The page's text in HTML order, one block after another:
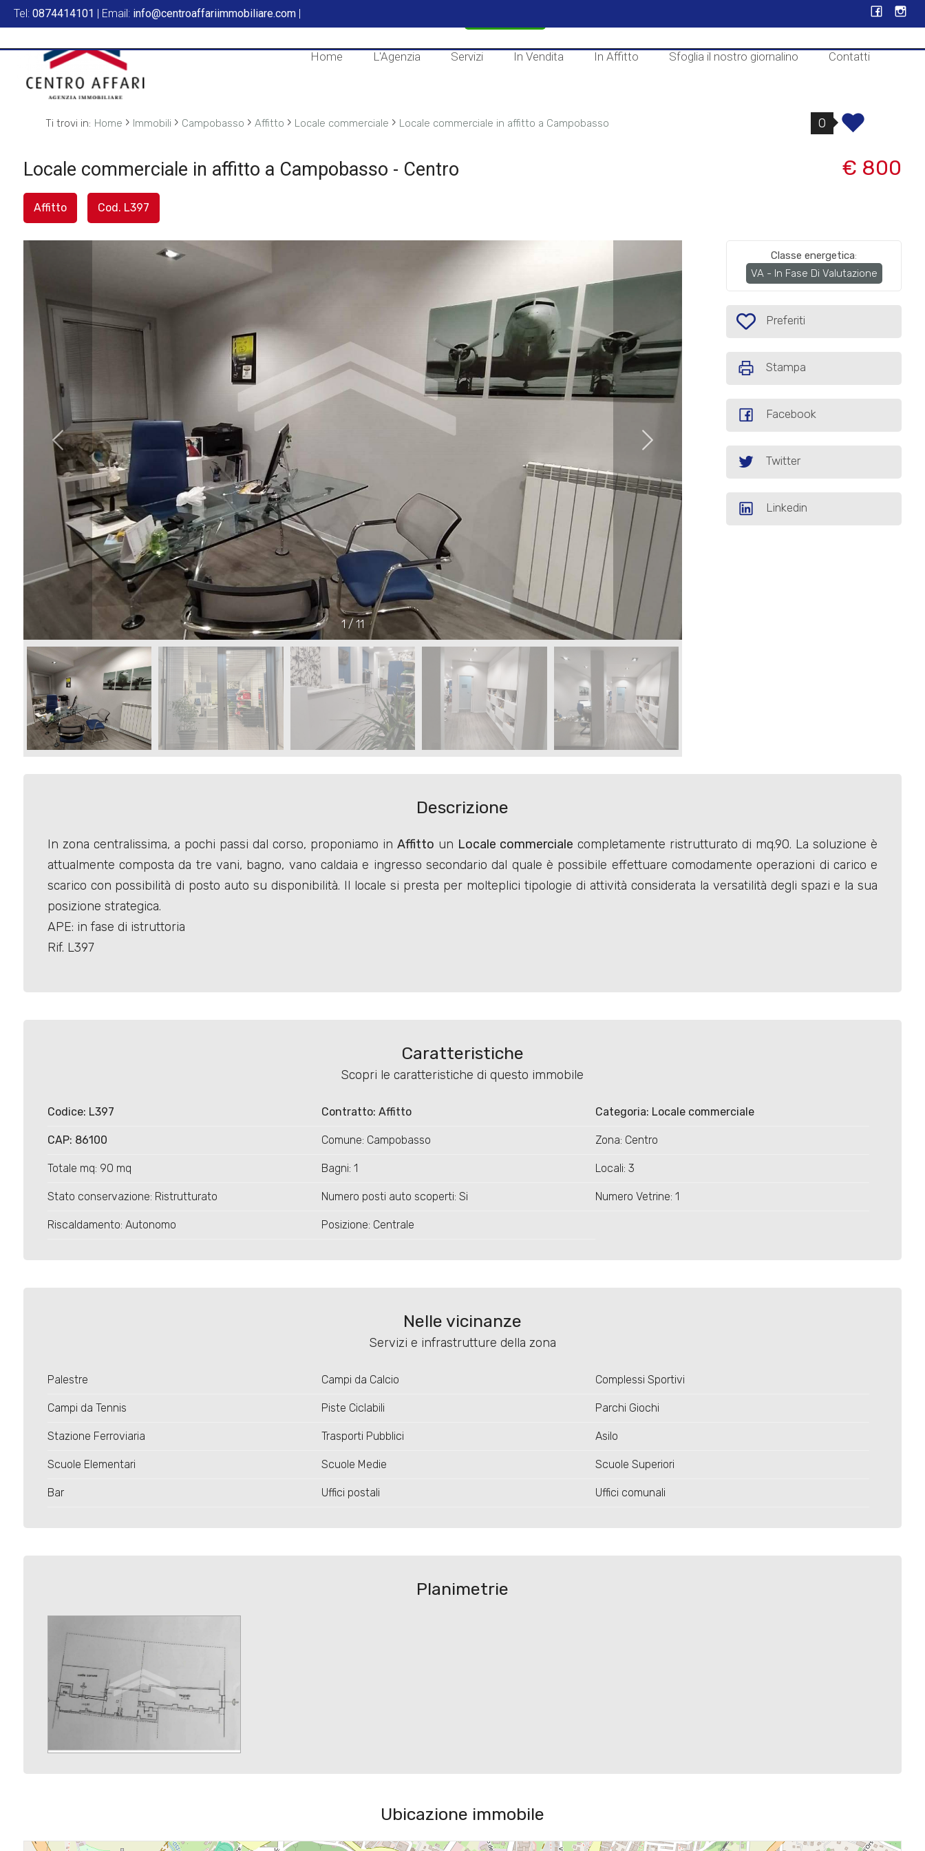
Tel: 0874414101 | Email: info@centroaffariimmobiliare.com |
Home L'Agenzia Servizi In Vendita In Affitto Sfoglia il nostro giornalino Contatti
Ti trovi in: Home › Immobili › Campobasso › Affitto › Locale commerciale › Locale commerciale in affitto a Campobasso 0
Locale commerciale in affitto a Campobasso - Centro
Affitto Cod. L397
€ 800
1 / 11
Classe energetica:
VA - In Fase Di Valutazione
Preferiti: Cod. L397
Preferiti
Stampa
Facebook
Twitter
Linkedin
Descrizione
In zona centralissima, a pochi passi dal corso, proponiamo in Affitto un Locale commerciale completamente ristrutturato di mq.90. La soluzione è
attualmente composta da tre vani, bagno, vano caldaia e ingresso secondario dal quale è possibile effettuare comodamente operazioni di carico e
scarico con possibilità di posto auto su disponibilità. Il locale si presta per molteplici tipologie di attività considerata la versatilità degli spazi e la sua
posizione strategica.
APE: in fase di istruttoria
Rif. L397
Caratteristiche
Scopri le caratteristiche di questo immobile
Codice: L397 Contratto: Affitto Categoria: Locale commerciale
CAP: 86100 Comune: Campobasso Zona: Centro
Totale mq: 90 mq Bagni: 1 Locali: 3
Stato conservazione: Ristrutturato Numero posti auto scoperti: Si Numero Vetrine: 1
Riscaldamento: Autonomo Posizione: Centrale
Nelle vicinanze
Servizi e infrastrutture della zona
Palestre Campi da Calcio Complessi Sportivi
Campi da Tennis Piste Ciclabili Parchi Giochi
Stazione Ferroviaria Trasporti Pubblici Asilo
Scuole Elementari Scuole Medie Scuole Superiori
Bar Uffici postali Uffici comunali
Planimetrie
Ubicazione immobile
L'AGENZIA
SERVIZI
IL
NOSTRO
GIORNALINO
CONTATTI
Codice
Affitto
dove
cercare
Provincia
Comune
Tipologia
multiscelta
Qualsiasi
Commerciali
Terreni
Prezzo
Totale
minimi
Camere
minime
2